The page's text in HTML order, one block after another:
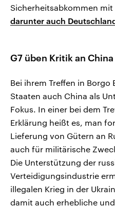
Sicherheitsabkommen mit
darunter auch
G7 üben Kritik an China
Bei ihrem Treffen in Borgo
Staaten auch China als
Fokus. In einer bei dem
Erklärung heißt es, man
Lieferung von Gütern an
auch für militärische
Die Unterstützung der
Verteidigungsindustrie
illegalen Krieg in der
damit auch erhebliche